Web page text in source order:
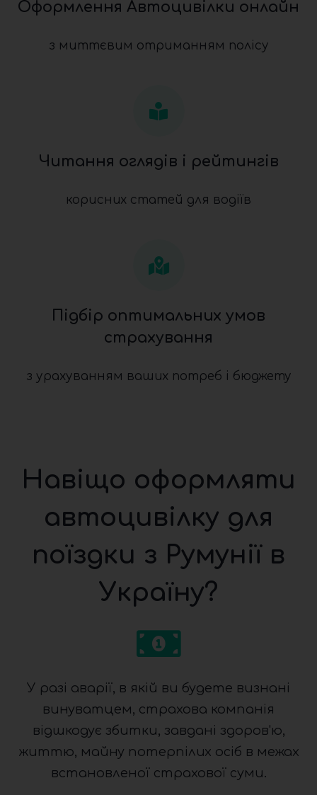
Оформлення Автоцивілки онлайн
з миттєвим отриманням полісу
Читання оглядів і рейтингів
корисних статей для водіїв
Підбір оптимальних умов
страхування
з урахуванням ваших потреб і бюджету
Навіщо оформляти
автоцивілку для
поїздки з Румунії в
Україну?
У разі аварії, в якій ви будете визнані
винуватцем, страхова компанія
відшкодує збитки, завдані здоров'ю,
життю, майну потерпілих осіб в межах
встановленої страхової суми.